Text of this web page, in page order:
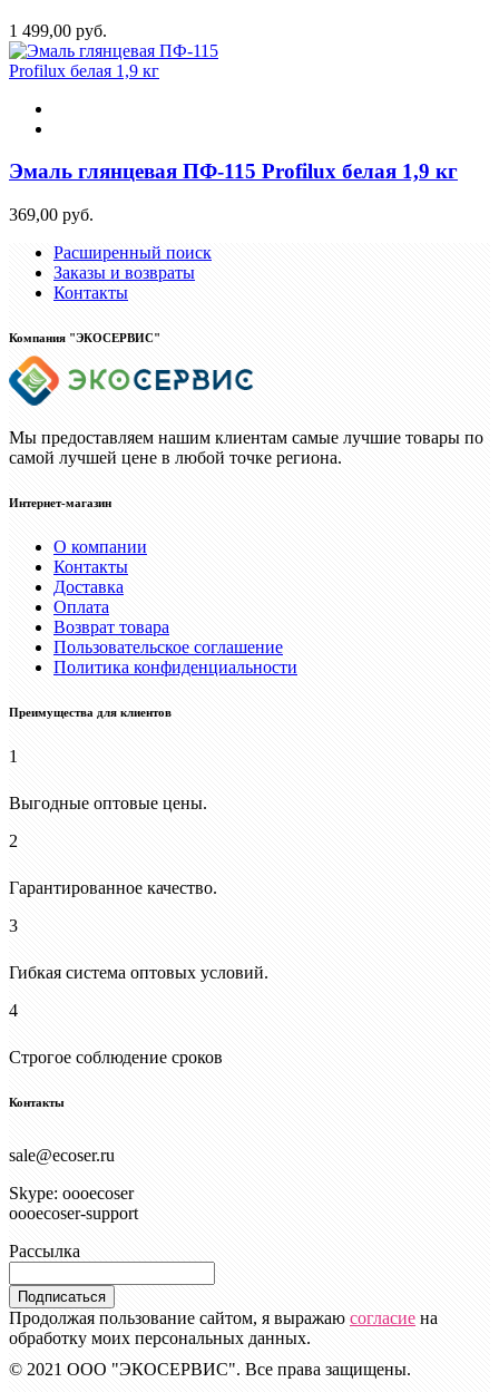
1 499,00 руб.
Эмаль глянцевая ПФ-115 Profilux белая 1,9 кг
369,00 руб.
Расширенный поиск
Заказы и возвраты
Контакты
Компания "ЭКОСЕРВИС"
Мы предоставляем нашим клиентам самые лучшие товары по
самой лучшей цене в любой точке региона.
Интернет-магазин
О компании
Контакты
Доставка
Оплата
Возврат товара
Пользовательское соглашение
Политика конфиденциальности
Преимущества для клиентов
1
Выгодные оптовые цены.
2
Гарантированное качество.
3
Гибкая система оптовых условий.
4
Строгое соблюдение сроков
Контакты
sale@ecoser.ru
Skype: oooecoser
oooecoser-support
Рассылка
Подписаться
Продолжая пользование сайтом, я выражаю согласие на
обработку моих персональных данных.
© 2021 ООО "ЭКОСЕРВИС". Все права защищены.